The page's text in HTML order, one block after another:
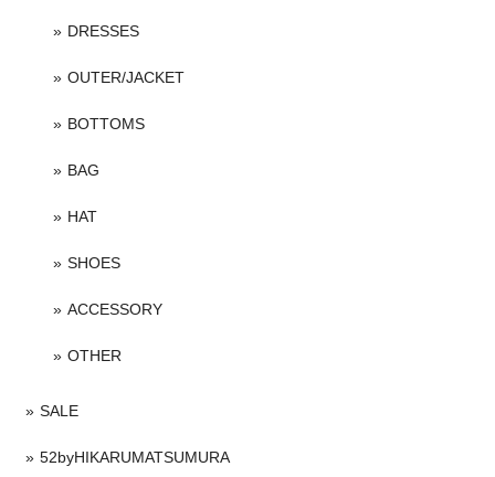
DRESSES
OUTER/JACKET
BOTTOMS
BAG
HAT
SHOES
ACCESSORY
OTHER
SALE
52byHIKARUMATSUMURA